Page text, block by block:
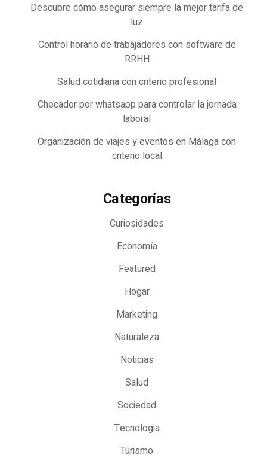
Descubre cómo asegurar siempre la mejor tarifa de
luz
Control horario de trabajadores con software de
RRHH
Salud cotidiana con criterio profesional
Checador por whatsapp para controlar la jornada
laboral
Organización de viajes y eventos en Málaga con
criterio local
Categorías
Curiosidades
Economía
Featured
Hogar
Marketing
Naturaleza
Noticias
Salud
Sociedad
Tecnologia
Turismo